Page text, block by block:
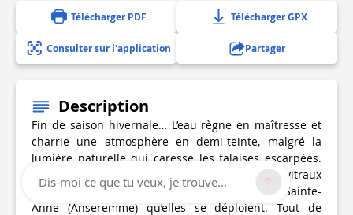
Télécharger PDF Télécharger GPX
Consulter sur l'application Partager
Description
Fin de saison hivernale… L’eau règne en maîtresse et
charrie une atmosphère en demi-teinte, malgré la
lumière naturelle qui caresse les falaises escarpées.
Les couleurs et la chaleur ? C’est à travers les vitraux
de la collégiale Notre-Dame ou ceux de l’église Sainte-
Anne (Anseremme) qu’elles se déploient. Tout de
Dis-moi ce que tu veux, je trouve...